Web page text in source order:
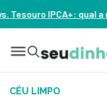
opção para o seu
CÉU LIMPO